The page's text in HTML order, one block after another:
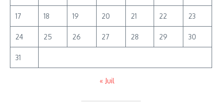
17 18 19 20 21 22 23
24 25 26 27 28 29 30
31
« Juil